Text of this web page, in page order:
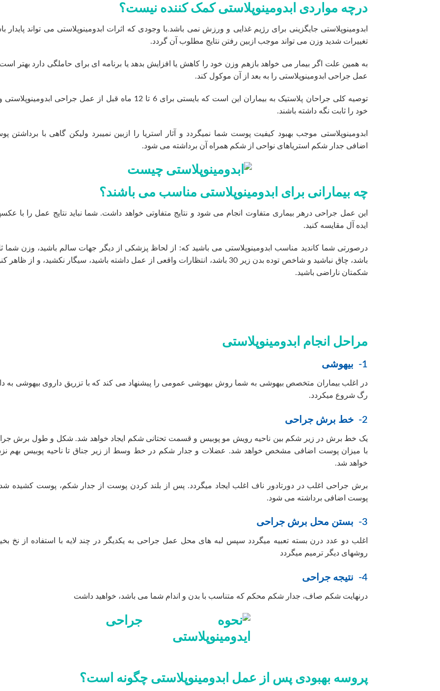
درچه مواردی ابدومینوپلاستی کمک کننده نیست؟
ابدومینوپلاستی جایگزینی برای رژیم غذایی و ورزش نمی باشد.با وجودی که اثرات ابدومینوپلاستی می تواند پایدار
تغییرات شدید وزن می تواند موجب ازبین رفتن نتایج مطلوب آن گردد.
به همین علت اگر بیمار می خواهد بازهم وزن خود را کاهش یا افزایش بدهد یا برنامه ای برای حاملگی دارد بهتر
عمل جراحی ابدومینوپلاستی را به بعد از آن موکول کند.
توصیه کلی جراحان پلاستیک به بیماران این است که بایستی برای 6 تا 12 ماه قبل از عمل جراحی
خود را ثابت نگه داشته باشند.
ابدومینوپلاستی موجب بهبود کیفیت پوست شما نمیگردد و آثار استریا را ازبین نمیبرد ولیکن گاهی با برداشتن
اضافی جدار شکم استریاهای نواحی از شکم همراه آن برداشته می شود.
چه بیمارانی برای ابدومینوپلاستی مناسب می باشند؟
این عمل جراحی درهر بیماری متفاوت انجام می شود و نتایج متفاوتی خواهد داشت. شما نباید نتایج عمل را با
ایده آل مقایسه کنید.
درصورتی شما کاندید مناسب ابدومینوپلاستی می باشید که: از لحاظ پزشکی از دیگر جهات سالم باشید، وزن شما
باشد، چاق نباشید و شاخص توده بدن زیر 30 باشد، انتظارات واقعی از عمل داشته باشید، سیگار نکشید، و از ظاهر
شکمتان ناراضی باشید.
مراحل انجام ابدومینوپلاستی
1- بیهوشی
در اغلب بیماران متخصص بیهوشی به شما روش بیهوشی عمومی را پیشنهاد می کند که با تزریق داروی بیهوشی به
رگ شروع میکردد.
2- خط برش جراحی
یک خط برش در زیر شکم بین ناحیه رویش مو پوبیس و قسمت تحتانی شکم ایجاد خواهد شد. شکل و طول برش
با میزان پوست اضافی مشخص خواهد شد. عضلات و جدار شکم در خط وسط از زیر جناق تا ناحیه پوبیس بهم
خواهد شد.
برش جراحی اغلب در دورتادور ناف اغلب ایجاد میگردد. پس از بلند کردن پوست از جدار شکم، پوست کشیده
پوست اضافی برداشته می شود.
3- بستن محل برش جراحی
اغلب دو عدد درن بسته تعبیه میگردد سپس لبه های محل عمل جراحی به یکدیگر در چند لایه با استفاده از نخ
روشهای دیگر ترمیم میگردد
4- نتیجه جراحی
درنهایت شکم صاف، جدار شکم محکم که متناسب با بدن و اندام شما می باشد، خواهید داشت
پروسه بهبودی پس از عمل ابدومینوپلاستی چگونه است؟